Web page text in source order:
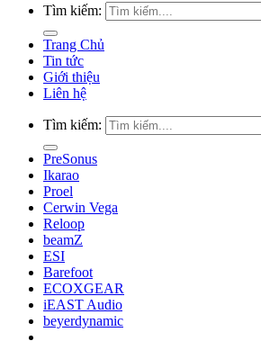
Tìm kiếm:
Trang Chủ
Tin tức
Giới thiệu
Liên hệ
Tìm kiếm:
PreSonus
Ikarao
Proel
Cerwin Vega
Reloop
beamZ
ESI
Barefoot
ECOXGEAR
iEAST Audio
beyerdynamic